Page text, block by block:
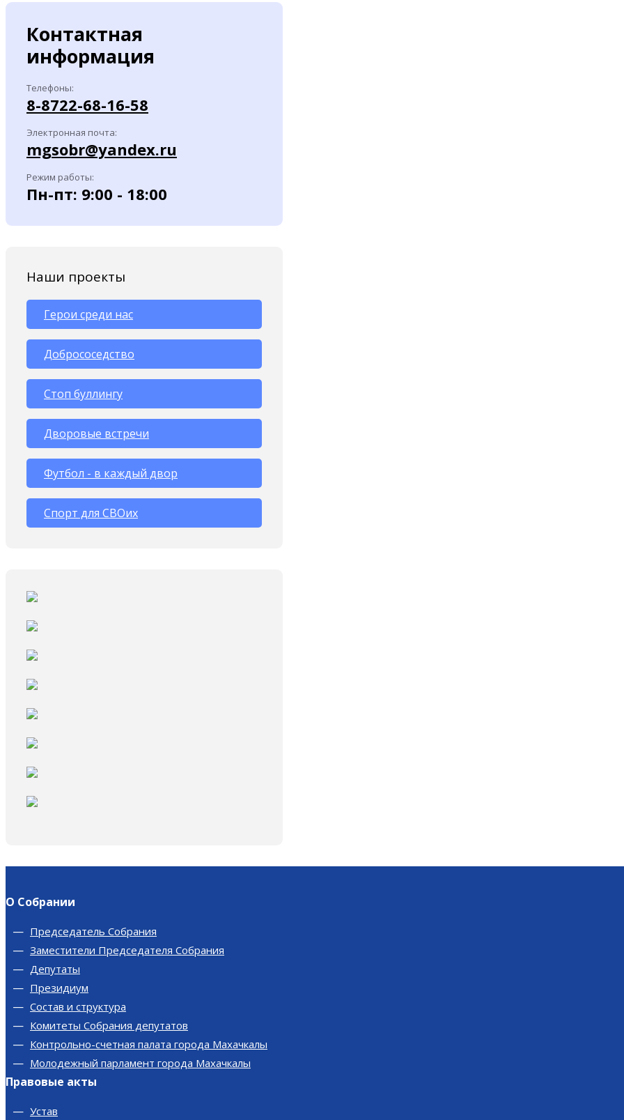
Контактная
информация
Телефоны:
8-8722-68-16-58
Электронная почта:
mgsobr@yandex.ru
Режим работы:
Пн-пт: 9:00 - 18:00
Наши проекты
Герои среди нас
Добрососедство
Стоп буллингу
Дворовые встречи
Футбол - в каждый двор
Спорт для СВОих
О Собрании
Председатель Собрания
Заместители Председателя Собрания
Депутаты
Президиум
Состав и структура
Комитеты Собрания депутатов
Контрольно-счетная палата города Махачкалы
Молодежный парламент города Махачкалы
Правовые акты
Устав